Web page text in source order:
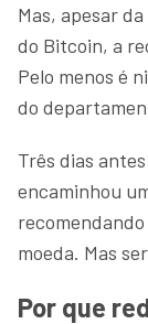
Mas, apesar
do Bitcoin, a
Pelo menos é
do
Três dias
encaminhou
recomendando
moeda. Mas
Por que